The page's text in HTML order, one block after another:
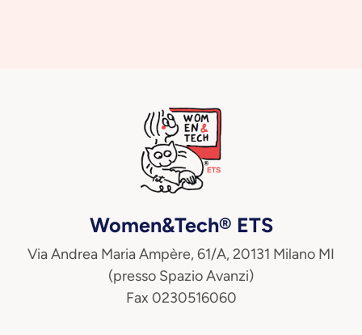
Women&Tech® ETS
Via Andrea Maria Ampère, 61/A, 20131 Milano MI
(presso Spazio Avanzi)
Fax 0230516060